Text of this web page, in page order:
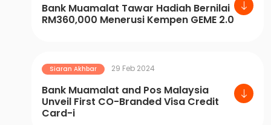
Bank Muamalat Tawar Hadiah Bernilai
RM360,000 Menerusi Kempen GEME 2.0
Siaran Akhbar 29 Feb 2024
Bank Muamalat and Pos Malaysia
Unveil First CO-Branded Visa Credit
Card-i